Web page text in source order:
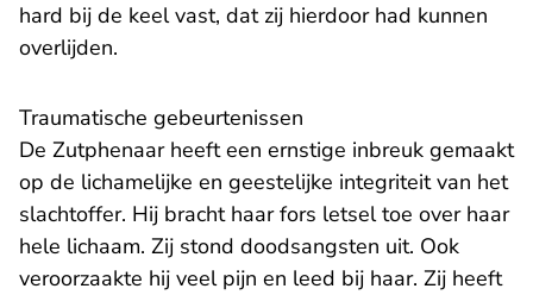
hard bij de keel vast, dat zij hierdoor had kunnen
overlijden.
Traumatische gebeurtenissen
De Zutphenaar heeft een ernstige inbreuk gemaakt
op de lichamelijke en geestelijke integriteit van het
slachtoffer. Hij bracht haar fors letsel toe over haar
hele lichaam. Zij stond doodsangsten uit. Ook
veroorzaakte hij veel pijn en leed bij haar. Zij heeft